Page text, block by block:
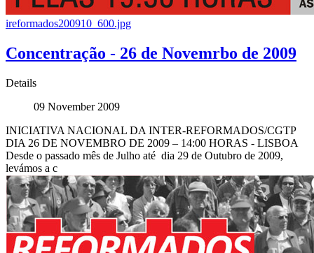
ireformados200910_600.jpg
Concentração - 26 de Novemrbo de 2009
Details
09 November 2009
INICIATIVA NACIONAL DA INTER-REFORMADOS/CGTP
DIA 26 DE NOVEMBRO DE 2009 – 14:00 HORAS - LISBOA
Desde o passado mês de Julho até dia 29 de Outubro de 2009,
levámos a c